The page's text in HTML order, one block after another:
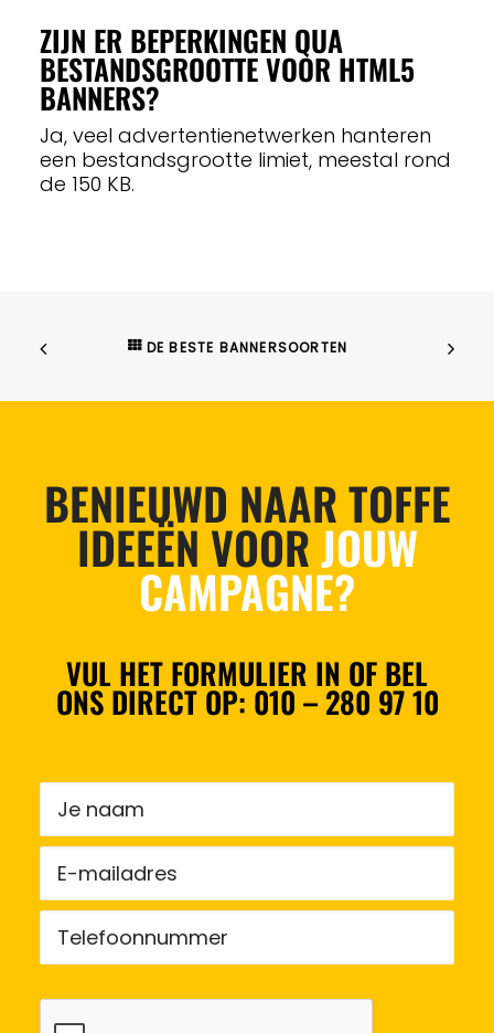
ZIJN ER BEPERKINGEN QUA
BESTANDSGROOTTE VOOR HTML5
BANNERS?
Ja, veel advertentienetwerken hanteren
een bestandsgrootte limiet, meestal rond
de 150 KB.
DE BESTE BANNERSOORTEN
BENIEUWD NAAR TOFFE
IDEEËN VOORJOUW
CAMPAGNE?
VUL HET FORMULIER IN OF BEL
ONS DIRECT OP:010 – 280 97 10